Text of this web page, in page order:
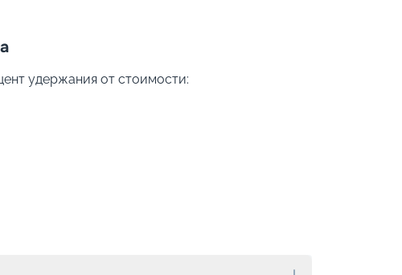
удержания от стоимости: